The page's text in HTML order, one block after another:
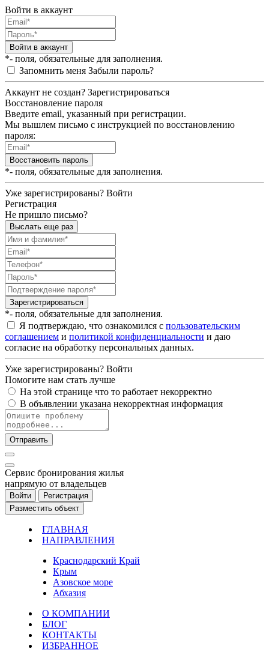
Войти в аккаунт
Войти в аккаунт
*- поля, обязательные для заполнения.
Запомнить меня Забыли пароль?
Аккаунт не создан? Зарегистрироваться
Восстановление пароля
Введите email, указанный при регистрации.
Мы вышлем письмо с инструкцией по восстановлению
пароля:
Восстановить пароль
*- поля, обязательные для заполнения.
Уже зарегистрированы? Войти
Регистрация
Не пришло письмо?
Выслать еще раз
Зарегистрироваться
*- поля, обязательные для заполнения.
Я подтверждаю, что ознакомился с пользовательским
соглашением и политикой конфиденциальности и даю
согласие на обработку персональных данных.
Уже зарегистрированы? Войти
Помогите нам стать лучше
На этой странице что то работает некорректно
В объявлении указана некорректная информация
Отправить
Cервис бронирования жилья
напрямую от владельцев
Войти
Регистрация
Разместить объект
ГЛАВНАЯ
НАПРАВЛЕНИЯ
Краснодарский Край
Крым
Азовское море
Абхазия
О КОМПАНИИ
БЛОГ
КОНТАКТЫ
ИЗБРАННОЕ